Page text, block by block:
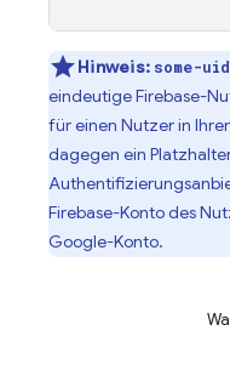
Hinweis: some-uid
eindeutige Firebase-
für einen Nutzer in
dagegen ein
Firebase-Konto des
Google-Konto.